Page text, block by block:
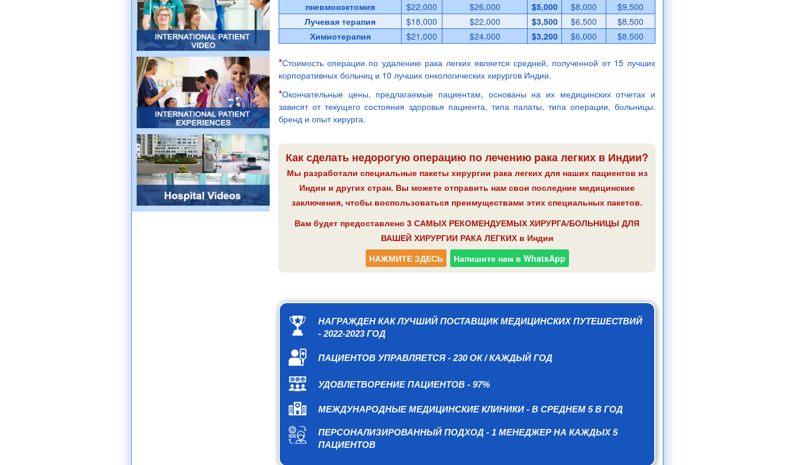
пневмонэктомия
$22,000 $26,000 $5,000 $8,000
$9,500
Лучевая терапия
$18,000 $22,000 $3,500 $6,500
$8,500
Химиотерапия
$21,000 $24,000 $3,200 $6,000 $8,500
*Стоимость операции по удалению рака легких является средней, полученной от 15 лучших
корпоративных больниц и 10 лучших онкологических хирургов Индии.
*Окончательные цены, предлагаемые пациентам, основаны на их медицинских отчетах и
зависят от текущего состояния здоровья пациента, типа палаты, типа операции, больницы.
бренд и опыт хирурга.
Как сделать недорогую операцию по лечению рака легких в Индии?
Мы разработали специальные пакеты хирургии рака легких для наших пациентов из
Индии и других стран. Вы можете отправить нам свои последние медицинские
заключения, чтобы воспользоваться преимуществами этих специальных пакетов.
Вам будет предоставлено 3 САМЫХ РЕКОМЕНДУЕМЫХ ХИРУРГА/БОЛЬНИЦЫ ДЛЯ
ВАШЕЙ ХИРУРГИИ РАКА ЛЕГКИХв Индии
НАЖМИТЕ ЗДЕСЬ
Напишите нам в WhatsApp
НАГРАЖДЕН КАК ЛУЧШИЙ ПОСТАВЩИК МЕДИЦИНСКИХ ПУТЕШЕСТВИЙ
- 2022-2023 ГОД
ПАЦИЕНТОВ УПРАВЛЯЕТСЯ - 230 ОК / КАЖДЫЙ ГОД
УДОВЛЕТВОРЕНИЕ ПАЦИЕНТОВ - 97%
МЕЖДУНАРОДНЫЕ МЕДИЦИНСКИЕ КЛИНИКИ - В СРЕДНЕМ 5 В ГОД
ПЕРСОНАЛИЗИРОВАННЫЙ ПОДХОД - 1 МЕНЕДЖЕР НА КАЖДЫХ 5
ПАЦИЕНТОВ